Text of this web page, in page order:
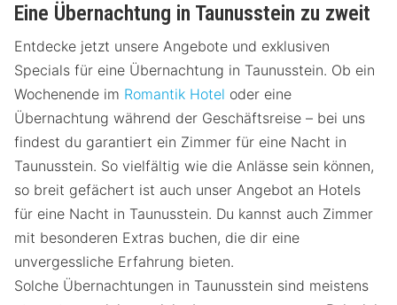
Eine Übernachtung in Taunusstein zu zweit
Entdecke jetzt unsere Angebote und exklusiven
Specials für eine Übernachtung in Taunusstein. Ob ein
Wochenende im Romantik Hotel oder eine
Übernachtung während der Geschäftsreise – bei uns
findest du garantiert ein Zimmer für eine Nacht in
Taunusstein. So vielfältig wie die Anlässe sein können,
so breit gefächert ist auch unser Angebot an Hotels
für eine Nacht in Taunusstein. Du kannst auch Zimmer
mit besonderen Extras buchen, die dir eine
unvergessliche Erfahrung bieten.
Solche Übernachtungen in Taunusstein sind meistens